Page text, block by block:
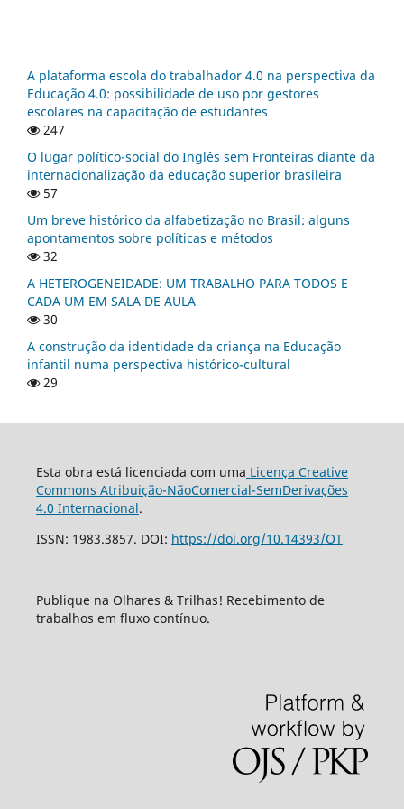
A plataforma escola do trabalhador 4.0 na perspectiva da
Educação 4.0: possibilidade de uso por gestores
escolares na capacitação de estudantes
247
O lugar político-social do Inglês sem Fronteiras diante da
internacionalização da educação superior brasileira
57
Um breve histórico da alfabetização no Brasil: alguns
apontamentos sobre políticas e métodos
32
A HETEROGENEIDADE: UM TRABALHO PARA TODOS E
CADA UM EM SALA DE AULA
30
A construção da identidade da criança na Educação
infantil numa perspectiva histórico-cultural
29
Esta obra está licenciada com uma Licença Creative
Commons Atribuição-NãoComercial-SemDerivações
4.0 Internacional.
ISSN: 1983.3857. DOI: https://doi.org/10.14393/OT
Publique na Olhares & Trilhas! Recebimento de
trabalhos em fluxo contínuo.